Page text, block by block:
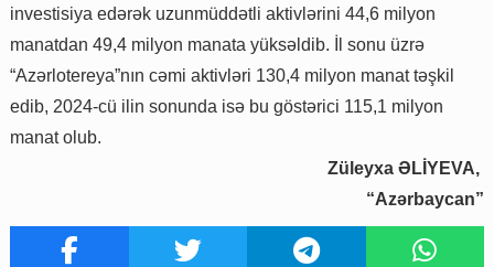
investisiya edərək uzunmüddətli aktivlərini 44,6 milyon
manatdan 49,4 milyon manata yüksəldib. İl sonu üzrə
“Azərlotereya”nın cəmi aktivləri 130,4 milyon manat təşkil
edib, 2024-cü ilin sonunda isə bu göstərici 115,1 milyon
manat olub.
Züleyxa ƏLİYEVA,
“Azərbaycan”